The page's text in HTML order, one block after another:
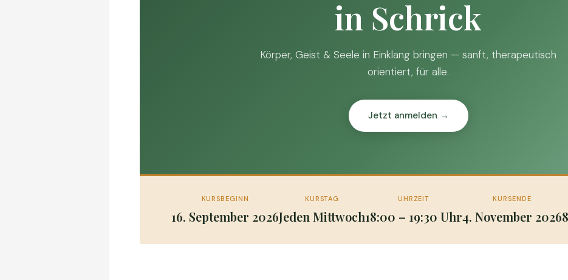
in Schrick
Körper, Geist & Seele in Einklang bringen — sanft, therapeutisch
orientiert, für alle.
Jetzt anmelden →
KURSBEGINN
16. September 2026
KURSTAG
Jeden Mittwoch
UHRZEIT
18:00 – 19:30 Uhr
KURSENDE
4. November 2026